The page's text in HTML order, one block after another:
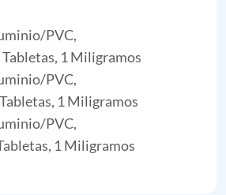
PVC,
1 Miligramos
PVC,
1 Miligramos
PVC,
1 Miligramos